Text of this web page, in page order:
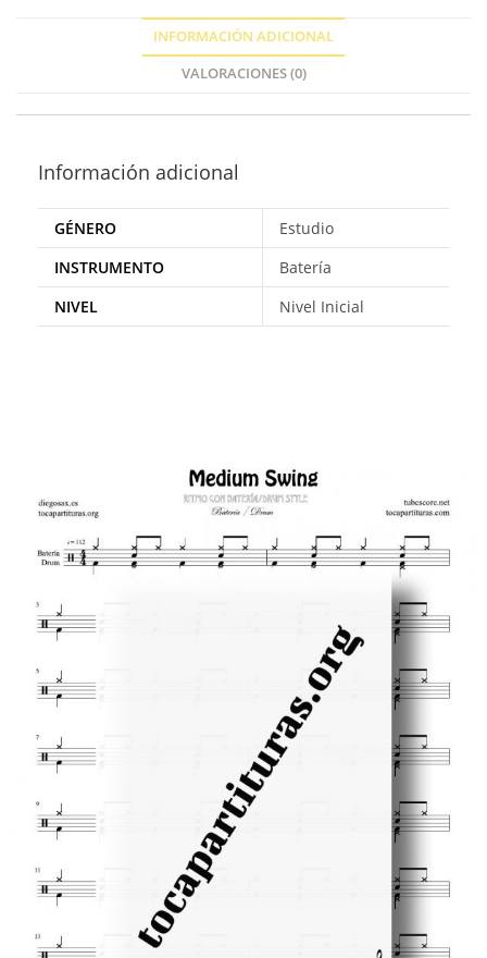
INFORMACIÓN ADICIONAL
VALORACIONES (0)
Información adicional
GÉNERO
Estudio
INSTRUMENTO
Batería
NIVEL
Nivel Inicial